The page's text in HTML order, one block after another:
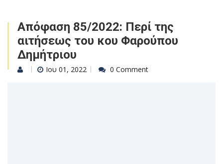
Απόφαση 85/2022: Περί της
αιτήσεως του κου Φαρούπου
Δημήτριου
Ιου 01, 2022 0 Comment